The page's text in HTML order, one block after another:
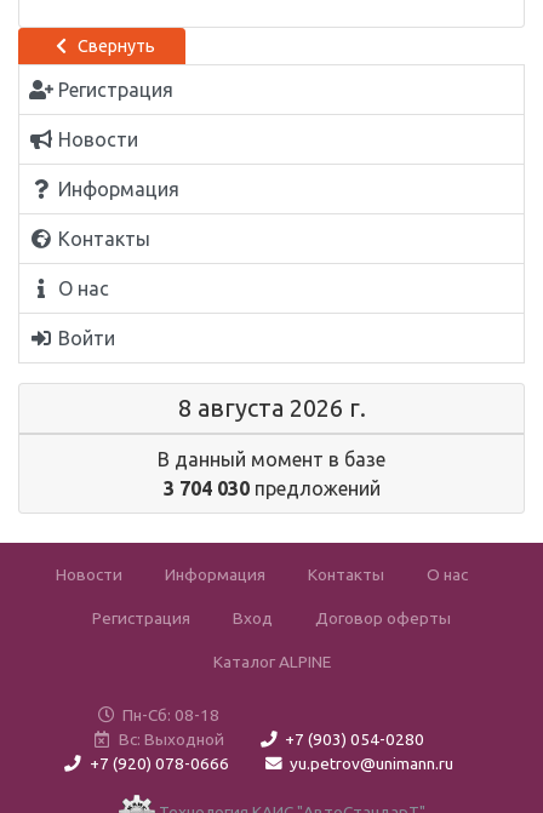
Свернуть
Регистрация
Новости
Информация
Контакты
О нас
Войти
8 августа 2026 г.
В данный момент в базе
3 704 030предложений
Новости Информация Контакты О нас
Регистрация Вход Договор оферты
Каталог ALPINE
Пн-Сб: 08-18
Вс: Выходной
+7 (903) 054-0280
+7 (920) 078-0666
yu.petrov@unimann.ru